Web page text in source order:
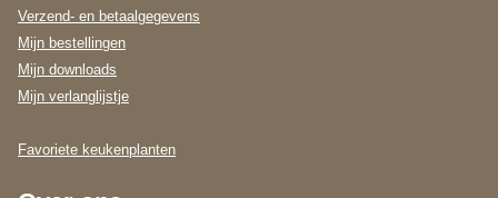
Verzend- en betaalgegevens
Mijn bestellingen
Mijn downloads
Mijn verlanglijstje
Favoriete keukenplanten